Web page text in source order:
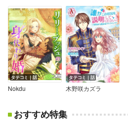
タテコミ｜話
Nokdu
タテコミ｜話
木野咲カズラ
おすすめ特集